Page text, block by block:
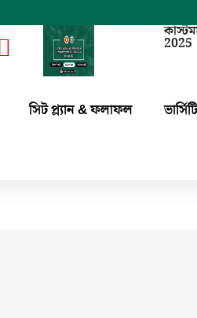
2025
সিট প্ল্যান & ফলাফল